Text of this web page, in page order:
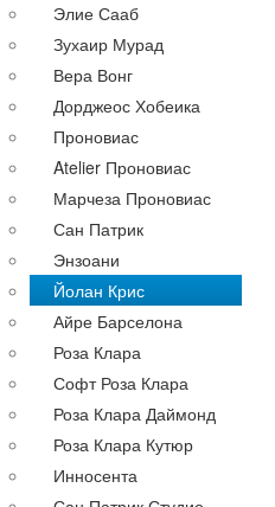
Кружевные
С поясом
С длинными рукавами
Со шлейфом
По силуэту
Прямые
Пышные
Короткие
А-силуэт
Греческие
Русалка
По году
По цене
Недорогие
Дорогие
Распродажа
Элие Сааб
Зухаир Мурад
Вера Вонг
Дорджеос Хобеика
Проновиас
Atelier Проновиас
Марчеза Проновиас
Сан Патрик
Энзоани
Йолан Крис
Айре Барселона
Роза Клара
Софт Роза Клара
Роза Клара Даймонд
Роза Клара Кутюр
Инносента